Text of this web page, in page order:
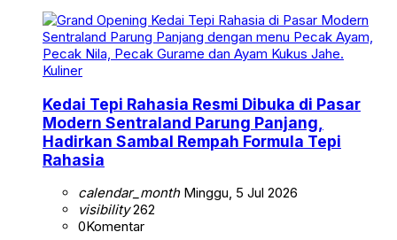
Kuliner
Kedai Tepi Rahasia Resmi Dibuka di Pasar
Modern Sentraland Parung Panjang,
Hadirkan Sambal Rempah Formula Tepi
Rahasia
calendar_monthMinggu, 5 Jul 2026
visibility262
0Komentar